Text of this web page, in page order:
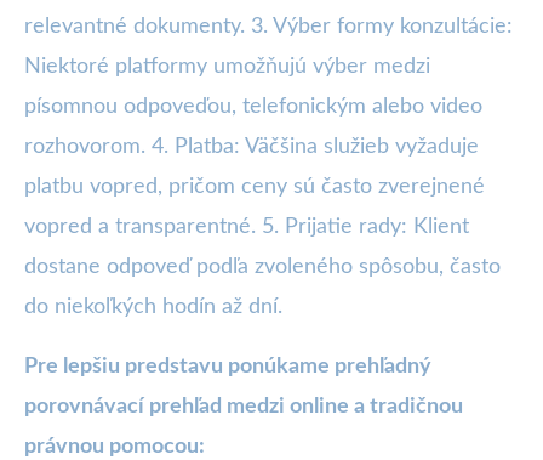
relevantné dokumenty. 3. Výber formy konzultácie:
Niektoré platformy umožňujú výber medzi
písomnou odpoveďou, telefonickým alebo video
rozhovorom. 4. Platba: Väčšina služieb vyžaduje
platbu vopred, pričom ceny sú často zverejnené
vopred a transparentné. 5. Prijatie rady: Klient
dostane odpoveď podľa zvoleného spôsobu, často
do niekoľkých hodín až dní.
Pre lepšiu predstavu ponúkame prehľadný
porovnávací prehľad medzi online a tradičnou
právnou pomocou: